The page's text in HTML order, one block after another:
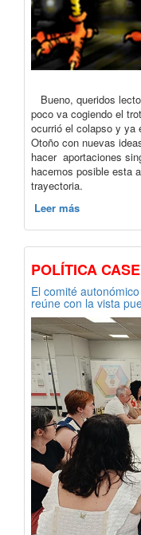
Bueno, queridos
poco va cogiendo el
ocurrió el colapso y ya
Otoño con nuevas
hacer aportaciones
hacemos posible esta
trayectoria.
Leer más
POLÍTICA
El comité
reúne con la vista